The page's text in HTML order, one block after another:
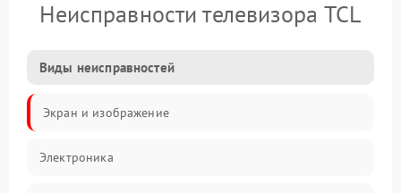
Неисправности телевизора TCL
Виды неисправностей
Экран и изображение
Электроника